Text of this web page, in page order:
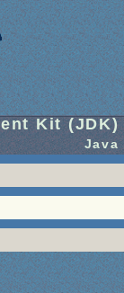
Kit (JDK)
Java